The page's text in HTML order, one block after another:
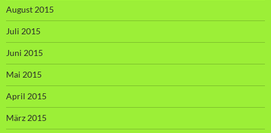
August 2015
Juli 2015
Juni 2015
Mai 2015
April 2015
März 2015